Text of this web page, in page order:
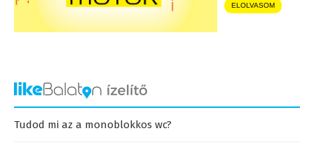
ELOLVASOM
Tudod mi az a monoblokkos wc?